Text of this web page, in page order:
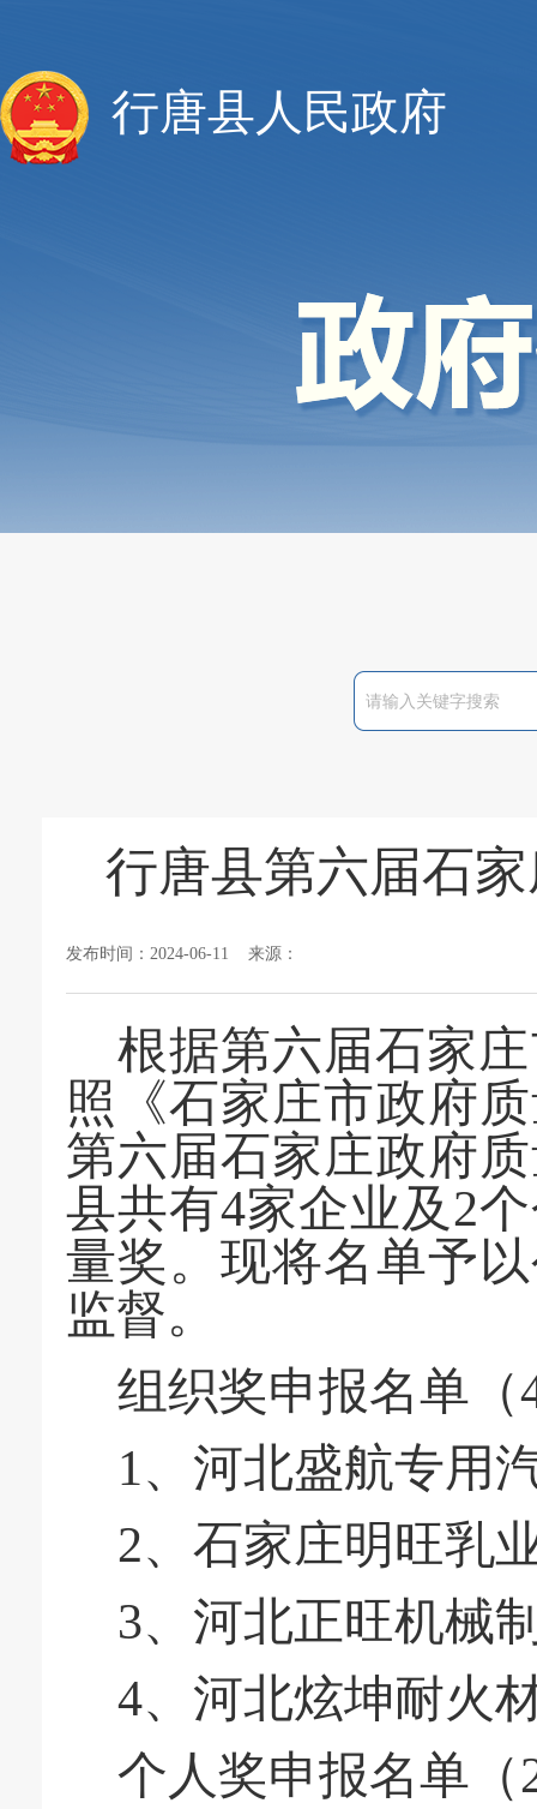
行唐县人民政府
行唐县第六届石
发布时间：2024-06-11 来源：
根据第六届石家
照《石家庄市政府
第六届石家庄政府
县共有4家企业及2
量奖。现将名单予
监督。
组织奖申报名单（
1、河北盛航专用
2、石家庄明旺乳
3、河北正旺机械
4、河北炫坤耐火
个人奖申报名单（